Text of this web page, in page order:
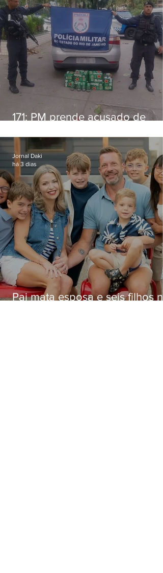
171: PM prende acusado de
Niterói
Pai mata esposa e seis filhos
Jornal Daki
há 3 dias